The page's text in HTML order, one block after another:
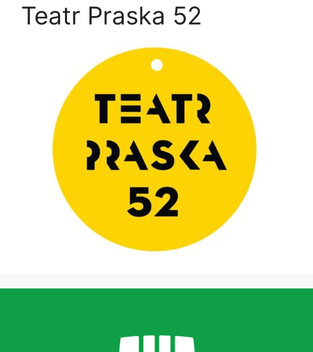
Teatr Praska 52